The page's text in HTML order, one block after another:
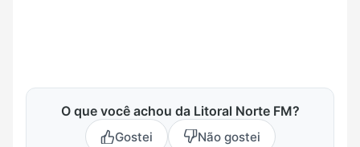
O que você achou da Litoral Norte FM?
Gostei Não gostei